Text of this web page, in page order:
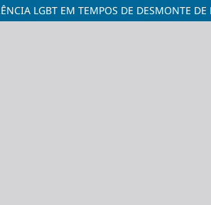
LGBT EM TEMPOS DE DESMONTE